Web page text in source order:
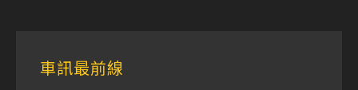
車訊最前線